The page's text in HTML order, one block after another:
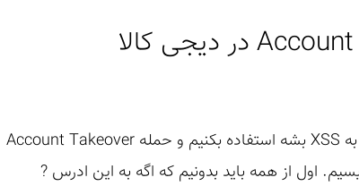
توی این مطلب قراره از Open Redirect که در شرایط خاصی ممکنه تبدیل به XSS بشه استفاده بکنیم و حمله Account Takeover
اول از همه باید بدونیم که اگه به این ادرس ?